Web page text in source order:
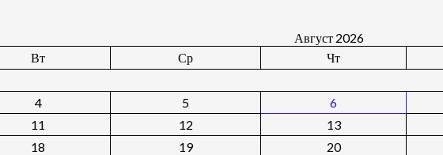
Август 2026
Вт Ср Чт
4 5 6
11 12 13
18 19 20